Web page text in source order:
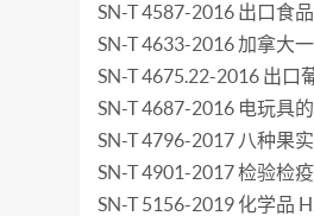
SN-T 4587-2016 出口食
SN-T 4633-2016 加拿大
SN-T 4675.22-2016 出口
SN-T 4687-2016 电玩具
SN-T 4796-2017 八种果
SN-T 4901-2017 检验检
SN-T 5156-2019 化学品